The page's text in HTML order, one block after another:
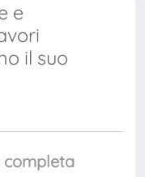
e
il suo
completa